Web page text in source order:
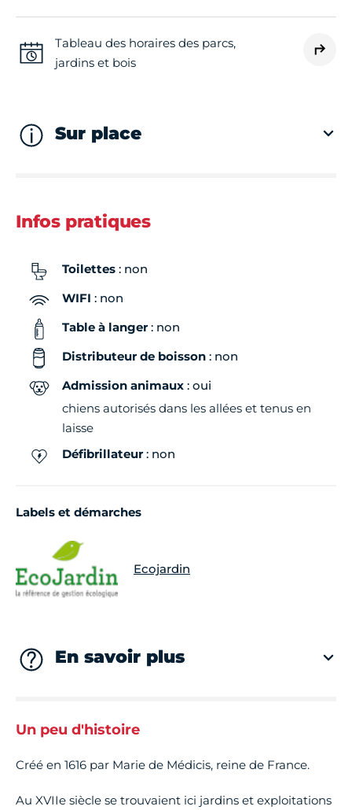
Tableau des horaires des parcs,
jardins et bois
Sur place
Infos pratiques
Toilettes : non
WIFI : non
Table à langer: non
Distributeur de boisson : non
Admission animaux : oui
chiens autorisés dans les allées et tenus en
laisse
Défibrillateur: non
Labels et démarches
Ecojardin
En savoir plus
Un peu d'histoire
Créé en 1616 par Marie de Médicis, reine de France.
Au XVIIe siècle se trouvaient ici jardins et exploitations